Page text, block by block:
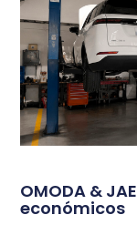
OMODA &
económicos